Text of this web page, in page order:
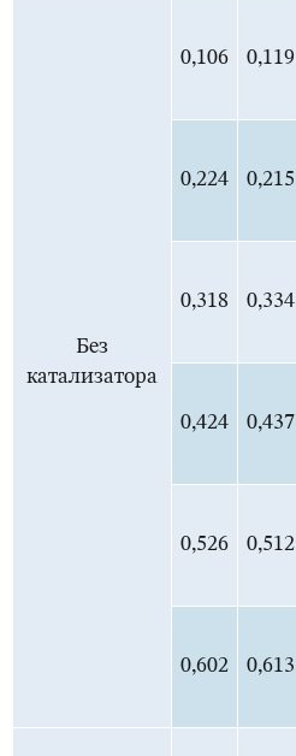
Без
катализатора
0,106 0,119
0,224 0,215
0,318 0,334
0,424 0,437
0,526 0,512
0,602 0,613